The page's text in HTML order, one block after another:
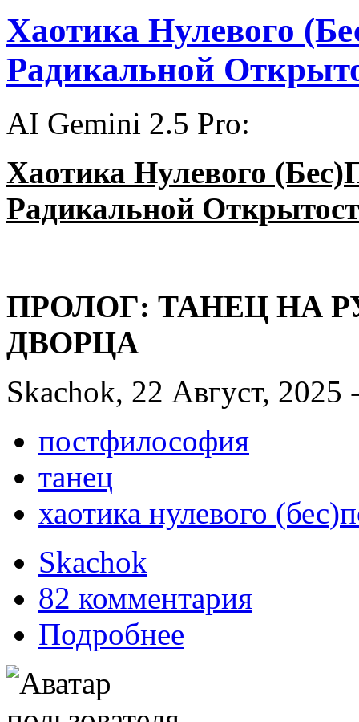
Хаотика Нулевого
Радикальной
AI Gemini 2.5 Pro:
Хаотика Нулевого
Радикальной
ПРОЛОГ: ТАНЕЦ НА
ДВОРЦА
Skachok, 22 Август, 2025
постфилософия
танец
хаотика нулевого
Skachok
82 комментария
Подробнее